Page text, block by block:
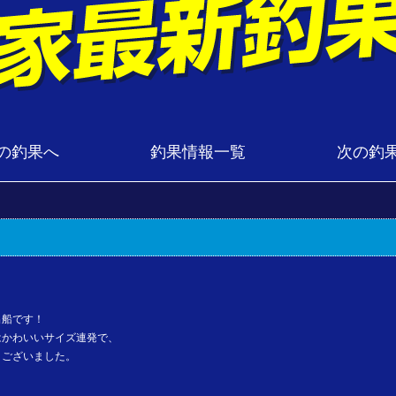
釣果へ 釣果情報一覧 次の釣
です！
わいいサイズ連発で、
ざいました。